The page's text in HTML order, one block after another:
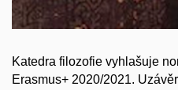
Katedra filozofie vyhlašuje
Erasmus+ 2020/2021.